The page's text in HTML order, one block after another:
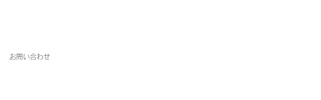
お問い合わせ